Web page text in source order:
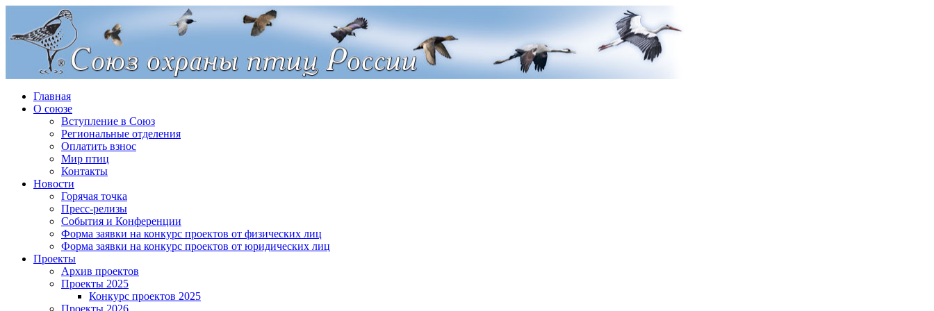
Главная
О союзе
Вступление в Союз
Региональные отделения
Оплатить взнос
Мир птиц
Контакты
Новости
Горячая точка
Пресс-релизы
События и Конференции
Форма заявки на конкурс проектов от физических лиц
Форма заявки на конкурс проектов от юридических лиц
Проекты
Архив проектов
Проекты 2025
Конкурс проектов 2025
Проекты 2026